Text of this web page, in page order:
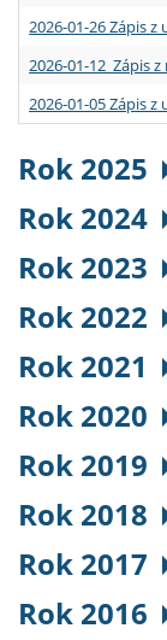
2026-01-26 Zápis
2026-01-12 Zápis
2026-01-05 Zápis
Rok 2025
Rok 2024
Rok 2023
Rok 2022
Rok 2021
Rok 2020
Rok 2019
Rok 2018
Rok 2017
Rok 2016